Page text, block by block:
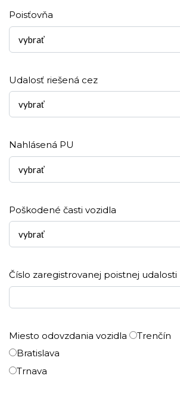
Poisťovňa
vybrať
Udalosť riešená cez
vybrať
Nahlásená PU
vybrať
Poškodené časti vozidla
vybrať
Číslo zaregistrovanej poistnej udalosti
Miesto odovzdania vozidla
Trenčín
Bratislava
Trnava